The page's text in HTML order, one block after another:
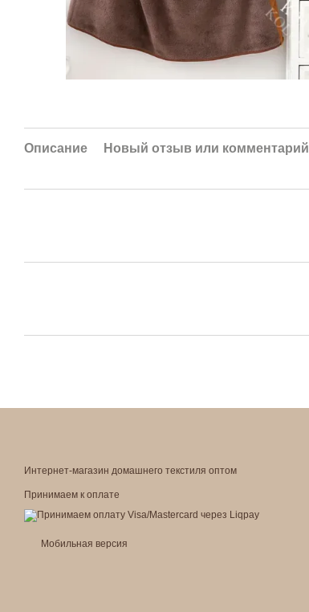
Описание Новый отзыв или комментарий
Интернет-магазин домашнего текстиля оптом
Принимаем к оплате
Мобильная версия